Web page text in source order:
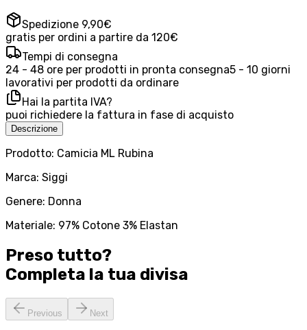
Spedizione 9,90€
gratis per ordini a partire da 120€
Tempi di consegna
24 - 48 ore per prodotti in pronta consegna5 - 10 giorni
lavorativi per prodotti da ordinare
Hai la partita IVA?
puoi richiedere la fattura in fase di acquisto
Descrizione
Prodotto: Camicia ML Rubina
Marca: Siggi
Genere: Donna
Materiale: 97% Cotone 3% Elastan
Preso tutto?
Completa la tua divisa
Previous Next